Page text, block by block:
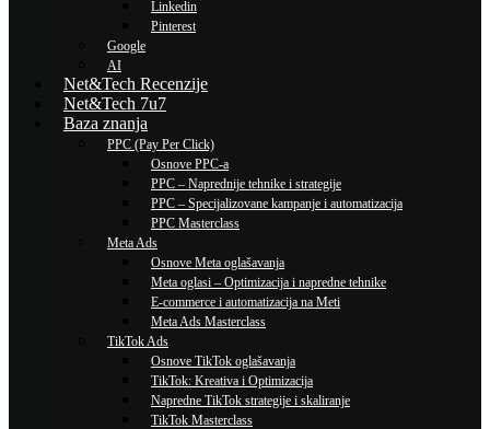
Linkedin
Pinterest
Google
AI
Net&Tech Recenzije
Net&Tech 7u7
Baza znanja
PPC (Pay Per Click)
Osnove PPC-a
PPC – Naprednije tehnike i strategije
PPC – Specijalizovane kampanje i automatizacija
PPC Masterclass
Meta Ads
Osnove Meta oglašavanja
Meta oglasi – Optimizacija i napredne tehnike
E-commerce i automatizacija na Meti
Meta Ads Masterclass
TikTok Ads
Osnove TikTok oglašavanja
TikTok: Kreativa i Optimizacija
Napredne TikTok strategije i skaliranje
TikTok Masterclass